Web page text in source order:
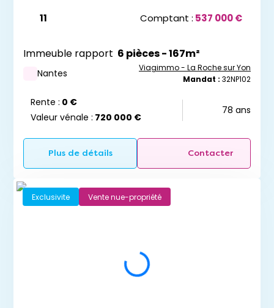
11 Comptant : 537 000 €
Immeuble rapport 6 pièces - 167m²
Nantes
Viagimmo - La Roche sur Yon
Mandat : 32NP102
Rente : 0 €
Valeur vénale : 720 000 €
78 ans
Plus de détails Contacter
Exclusivite Vente nue-propriété